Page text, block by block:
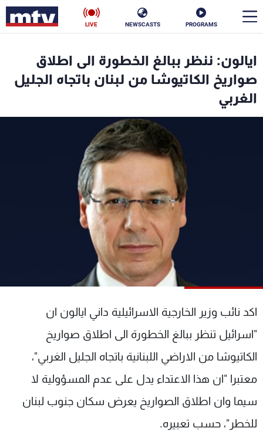
PROGRAMS
NEWSCASTS
LIVE
ايالون: ننظر ببالغ الخطورة الى اطلاق
صواريخ الكاتيوشا من لبنان باتجاه الجليل
الغربي
اكد نائب وزير الخارجية الاسرائيلية داني ايالون ان
"اسرائيل تنظر ببالغ الخطورة الى اطلاق صواريخ
الكاتيوشا من الاراضي اللبنانية باتجاه الجليل الغربي"،
معتبرا "ان هذا الاعتداء يدل على عدم المسؤولية لا
سيما وان اطلاق الصواريخ يعرض سكان جنوب لبنان
للخطر"، حسب تعبيره.
الأخبار
سياسة
فن
رياضة
الترددات
عن MTV
الإنـتـاج
لاعلاناتكم
وظائف
تواصل معنا
شروط الإسـتخدام